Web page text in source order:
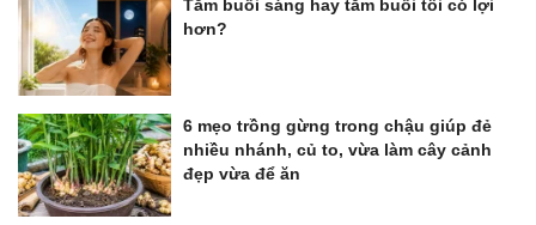
Tắm buổi sáng hay tắm buổi tối có lợi
hơn?
6 mẹo trồng gừng trong chậu giúp đẻ
nhiều nhánh, củ to, vừa làm cây cảnh
đẹp vừa để ăn